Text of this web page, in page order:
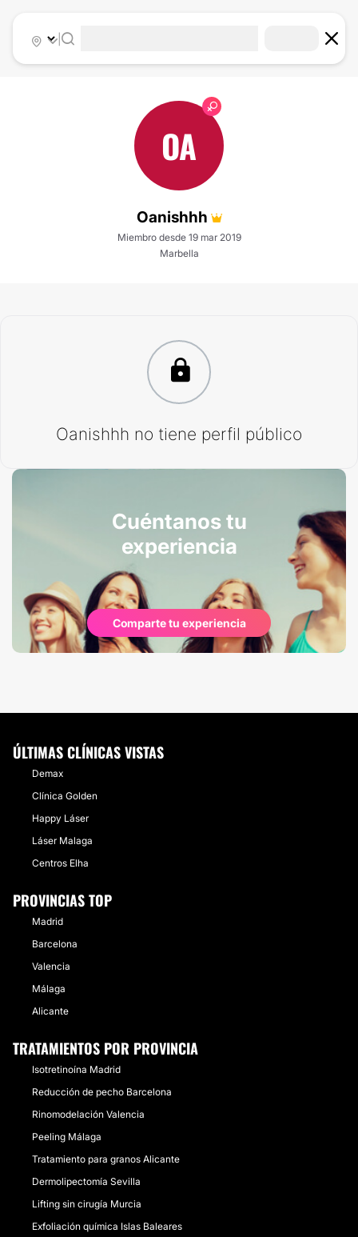
|
OA
Oanishhh
Miembro desde 19 mar 2019
Marbella
Oanishhh no tiene perfil público
Cuéntanos tu
experiencia
Comparte tu experiencia
ÚLTIMAS CLÍNICAS VISTAS
Demax
Clínica Golden
Happy Láser
Láser Malaga
Centros Elha
PROVINCIAS TOP
Madrid
Barcelona
Valencia
Málaga
Alicante
TRATAMIENTOS POR PROVINCIA
Isotretinoína Madrid
Reducción de pecho Barcelona
Rinomodelación Valencia
Peeling Málaga
Tratamiento para granos Alicante
Dermolipectomía Sevilla
Lifting sin cirugía Murcia
Exfoliación química Islas Baleares